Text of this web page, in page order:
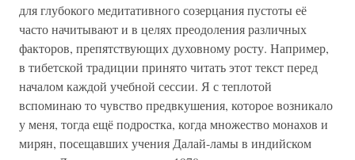
для глубокого медитативного созерцания пустоты её
часто начитывают и в целях преодоления различных
факторов, препятствующих духовному росту. Например,
в тибетской традиции принято читать этот текст перед
началом каждой учебной сессии. Я с теплотой
вспоминаю то чувство предвкушения, которое возникало
у меня, тогда ещё подростка, когда множество монахов и
мирян, посещавших учения Далай-ламы в индийском